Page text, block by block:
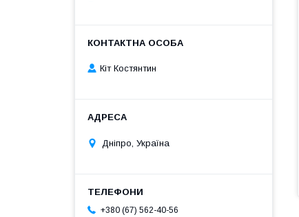
Кіт Костянтин
Дніпро, Україна
+380 (67) 562-40-56